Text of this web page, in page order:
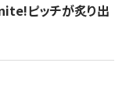
ピッチが炙り出